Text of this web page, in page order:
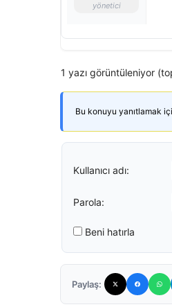
yönetici
1 yazı görüntüleniyor
Bu konuyu yanıtlamak
Kullanıcı adı:
Parola:
Beni hatırla
Paylaş: